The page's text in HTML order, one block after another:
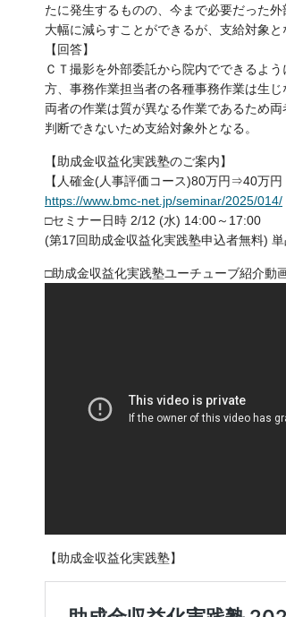
たに発生するものの、今まで必要だった
大幅に減らすことができるが、支給対象と
【回答】
ＣＴ撮影を外部委託から院内でできるよ
方、事務作業担当者の各種事務作業は生
両者の作業は質が異なる作業であるため
判断できないため支給対象外となる。
【助成金収益化実践塾のご案内】
【人確金(人事評価コース)80万円⇒40万円
https://www.bmc-net.jp/seminar/2025/014/
□セミナー日時 2/12 (水) 14:00～17:00
(第17回助成金収益化実践塾申込者無料)
□助成金収益化実践塾ユーチューブ紹介動
【助成金収益化実践塾】